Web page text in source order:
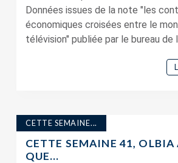
Données issues de la note "les
économiques croisées entre le
télévision" publiée par le bureau de
CETTE SEMAINE...
CETTE SEMAINE 41, OLBIA
QUE…